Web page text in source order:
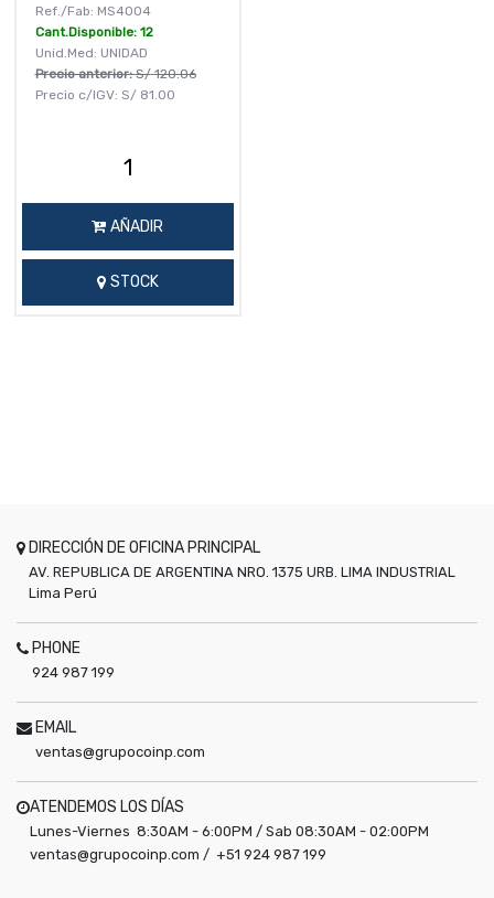
Ref./Fab: MS4004
Cant.Disponible: 12
Unid.Med: UNIDAD
Precio anterior:S/ 120.06
Precio c/IGV: S/ 81.00
AÑADIR
STOCK
DIRECCIÓN DE OFICINA PRINCIPAL
AV. REPUBLICA DE ARGENTINA NRO. 1375 URB. LIMA INDUSTRIAL
Lima Perú
PHONE
924 987 199
EMAIL
ventas@grupocoinp.com
ATENDEMOS LOS DÍAS
Lunes-Viernes 8:30AM - 6:00PM / Sab 08:30AM - 02:00PM
ventas@grupocoinp.com / +51 924 987 199